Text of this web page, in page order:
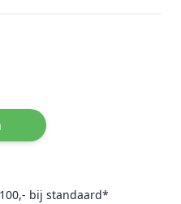
bij standaard*